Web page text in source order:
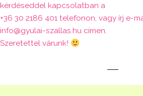
kérdéseddel kapcsolatban a
+36 30 2186 401 telefonon, vagy írj e-
info@gyulai-szallas.hu címen.
Szeretettel várunk!